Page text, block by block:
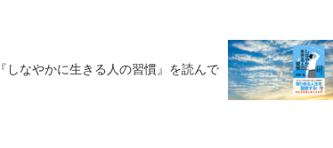
『しなやかに生きる人の習慣』を読んで